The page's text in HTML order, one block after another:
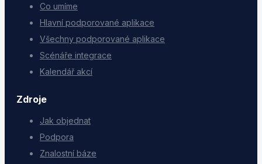
Co umíme
Hlavní podporované aplikace
Všechny podporované aplikace
Scénáře integrace
Kalendář akcí
Zdroje
Jak objednat
Podpora
Znalostní báze